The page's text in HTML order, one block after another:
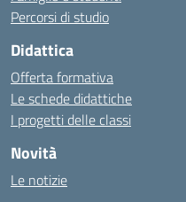
Percorsi di studio
Didattica
Offerta formativa
Le schede didattiche
I progetti delle classi
Novità
Le notizie